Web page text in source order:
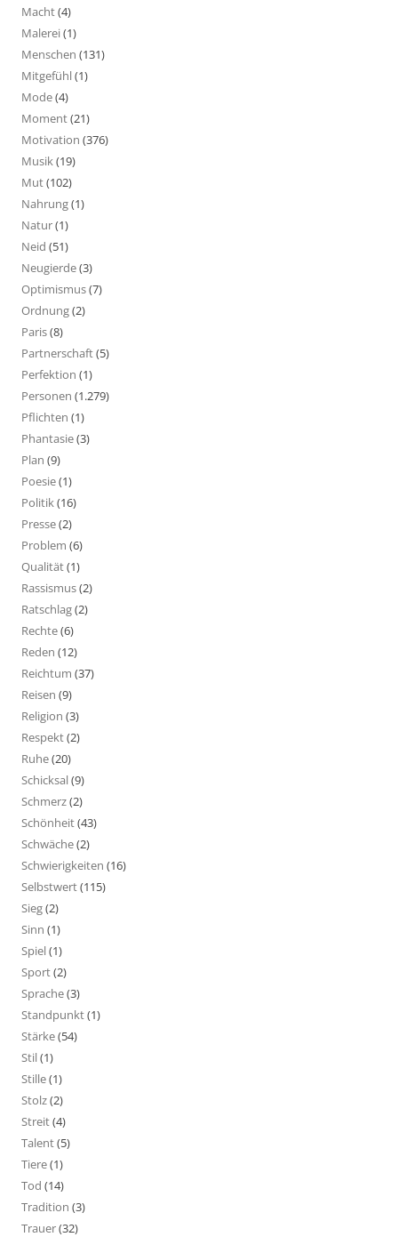
Macht(4)
Malerei(1)
Menschen (131)
Mitgefühl(1)
Mode(4)
Moment(21)
Motivation (376)
Musik(19)
Mut(102)
Nahrung(1)
Natur(1)
Neid (51)
Neugierde(3)
Optimismus(7)
Ordnung(2)
Paris(8)
Partnerschaft(5)
Perfektion (1)
Personen (1.279)
Pflichten (1)
Phantasie(3)
Plan (9)
Poesie(1)
Politik(16)
Presse(2)
Problem (6)
Qualität(1)
Rassismus(2)
Ratschlag(2)
Rechte(6)
Reden (12)
Reichtum (37)
Reisen (9)
Religion (3)
Respekt(2)
Ruhe(20)
Schicksal(9)
Schmerz(2)
Schönheit(43)
Schwäche(2)
Schwierigkeiten (16)
Selbstwert(115)
Sieg(2)
Sinn (1)
Spiel(1)
Sport(2)
Sprache(3)
Standpunkt(1)
Stärke(54)
Stil(1)
Stille(1)
Stolz(2)
Streit(4)
Talent(5)
Tiere(1)
Tod (14)
Tradition (3)
Trauer(32)